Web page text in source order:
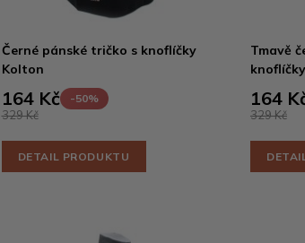
Černé pánské tričko s knoflíčky
Kolton
164 Kč -50%
329 Kč
DETAIL PRODUKTU
Tmavě
164
329 Kč